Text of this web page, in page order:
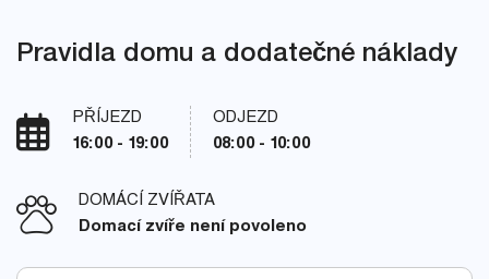
Pravidla domu a dodatečné náklady
PŘÍJEZD
16:00 - 19:00
ODJEZD
08:00 - 10:00
DOMÁCÍ ZVÍŘATA
Domací zvíře není povoleno